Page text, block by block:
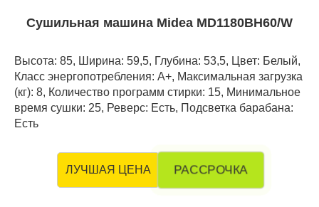
Сушильная машина Midea MD1180BH60/W
Высота: 85, Ширина: 59,5, Глубина: 53,5, Цвет: Белый,
Класс энергопотребления: A+, Максимальная загрузка
(кг): 8, Количество программ стирки: 15, Минимальное
время сушки: 25, Реверс: Есть, Подсветка барабана:
Есть
ЛУЧШАЯ ЦЕНА РАССРОЧКА